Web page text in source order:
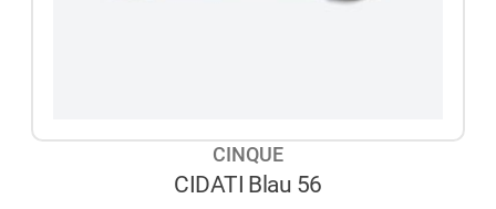
CINQUE
CIDATI Blau 56